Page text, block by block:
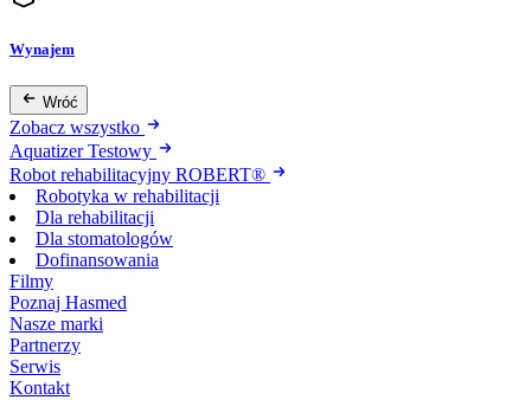
Wynajem
Wróć
Zobacz wszystko
Aquatizer Testowy
Robot rehabilitacyjny ROBERT®
Robotyka w rehabilitacji
Dla rehabilitacji
Dla stomatologów
Dofinansowania
Filmy
Poznaj Hasmed
Nasze marki
Partnerzy
Serwis
Kontakt